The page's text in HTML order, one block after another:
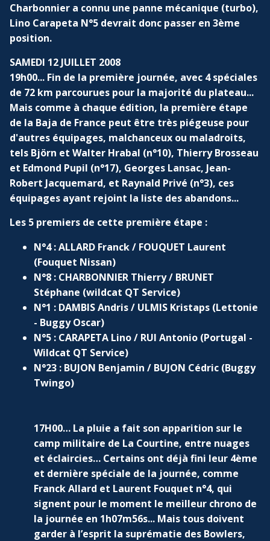
Charbonnier a connu une panne mécanique (turbo),
Lino Carapeta N°5 devrait donc passer en 3ème
position.
SAMEDI 12 JUILLET 2008
19h00... Fin de la première journée, avec 4 spéciales
de 72 km parcourues pour la majorité du plateau...
Mais comme à chaque édition, la première étape
de la Baja de France peut être très piégeuse pour
d'autres équipages, malchanceux ou maladroits,
tels Björn et Walter Hrabal (n°10), Thierry Brosseau
et Edmond Pupil (n°17), Georges Lansac, Jean-
Robert Jacquemard, et Raynald Privé (n°3), ces
équipages ayant rejoint la liste des abandons...
Les 5 premiers de cette première étape :
N°4 : ALLARD Franck / FOUQUET Laurent
(Fouquet Nissan)
N°8 : CHARBONNIER Thierry / BRUNET
Stéphane (wildcat QT Service)
N°1 : DAMBIS Andris / ULMIS Kristaps (Lettonie
- Buggy Oscar)
N°5 : CARAPETA Lino / RUI Antonio (Portugal -
Wildcat QT Service)
N°23 : BUJON Benjamin / BUJON Cédric (Buggy
Twingo)
17H00… La pluie a fait son apparition sur le
camp militaire de La Courtine, entre nuages
et éclaircies… Certains ont déjà fini leur 4ème
et dernière spéciale de la journée, comme
Franck Allard et Laurent Fouquet n°4, qui
signent pour le moment le meilleur chrono de
la journée en 1h07m56s... Mais tous doivent
garder à l’esprit la suprématie des Bowlers,